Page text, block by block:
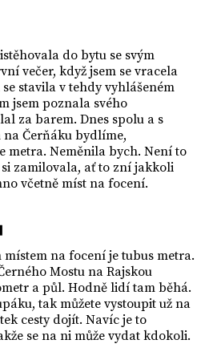
do bytu se svým
večer, když jsem se vracela
stavila v tehdy vyhlášeném
jsem poznala svého
za barem. Dnes spolu a s
Čerňáku bydlíme,
metra. Neměnila bych. Není to
zamilovala, ať to zní jakkoli
včetně míst na focení.
na focení je tubus metra.
Mostu na Rajskou
a půl. Hodně lidí tam běhá.
tak můžete vystoupit už na
cesty dojít. Navíc je to
se na ni může vydat kdokoli.